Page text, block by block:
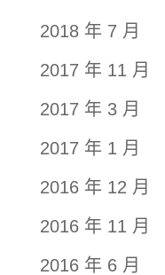
2018 年 7 月
2017 年 11 月
2017 年 3 月
2017 年 1 月
2016 年 12 月
2016 年 11 月
2016 年 6 月